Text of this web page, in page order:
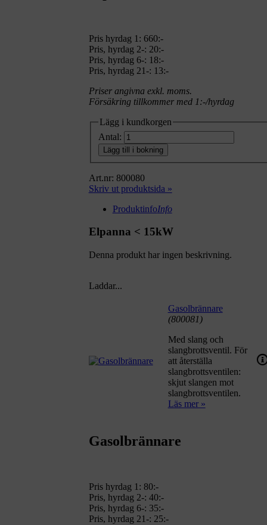
Pris hyrdag 1: 660:-
Pris, hyrdag 2-: 20:-
Pris, hyrdag 6-: 18:-
Pris, hyrdag 21-: 13:-
Priser angivna exkl. moms.
Försäkring tillkommer med 1:-/hyrdag
Lägg i kundkorgen
Antal:
Lägg till i bokning
Art.nr: 800080
Skriv ut produktsida »
ProduktinfoInfo
Elpanna < 15kW
Denna produkt har ingen beskrivning.
Laddar...
Gasolbrännare
(800081)
Med slang och
slangbrottsventil. För
att återställa
slangbrottsventilen:
skjut slangen mot
slangbrottsventilen.
Läs mer »
Gasolbrännare
Pris hyrdag 1: 80:-
Pris, hyrdag 2-: 40:-
Pris, hyrdag 6-: 35:-
Pris, hyrdag 21-: 25:-